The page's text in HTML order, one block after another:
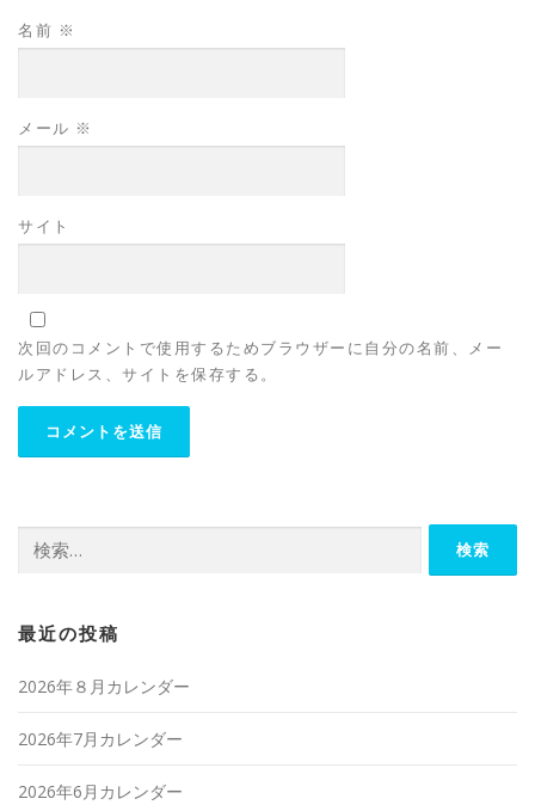
名前 ※
メール ※
サイト
次回のコメントで使用するためブラウザーに自分の名前、メー
ルアドレス、サイトを保存する。
索:
最近の投稿
2026年８月カレンダー
2026年7月カレンダー
2026年6月カレンダー